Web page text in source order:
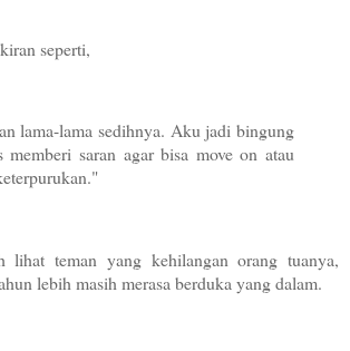
seperti,
lama-lama sedihnya. Aku jadi bingung
memberi saran agar bisa move on atau
lihat teman yang kehilangan orang tuanya,
lebih masih merasa berduka yang dalam.